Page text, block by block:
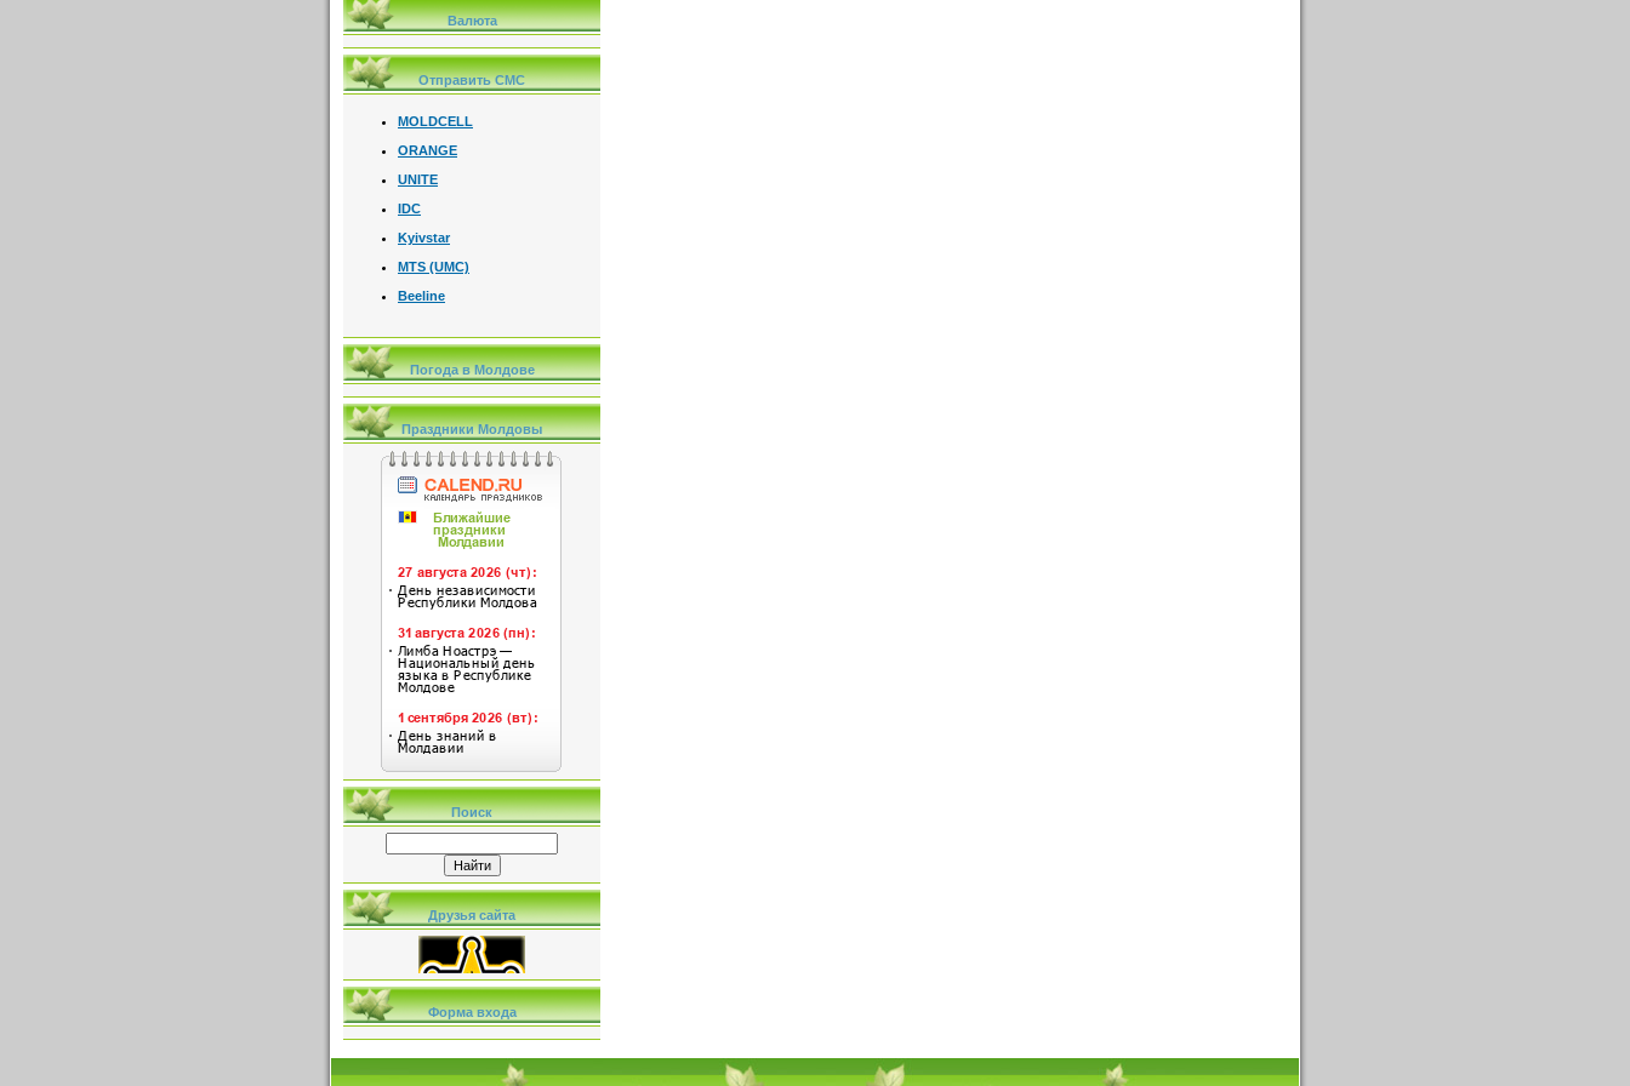
Валюта
Отправить СМС
MOLDCELL
ORANGE
UNITE
IDC
Kyivstar
MTS (UMC)
Beeline
Погода в Молдове
Праздники Молдовы
Поиск
Друзья сайта
Форма входа